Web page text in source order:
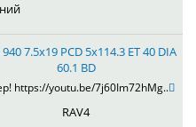
940 7.5x19 PCD 5x114.3 ET 40 DIA
60.1 BD
https://youtu.be/7j60Im72hMg..
RAV4